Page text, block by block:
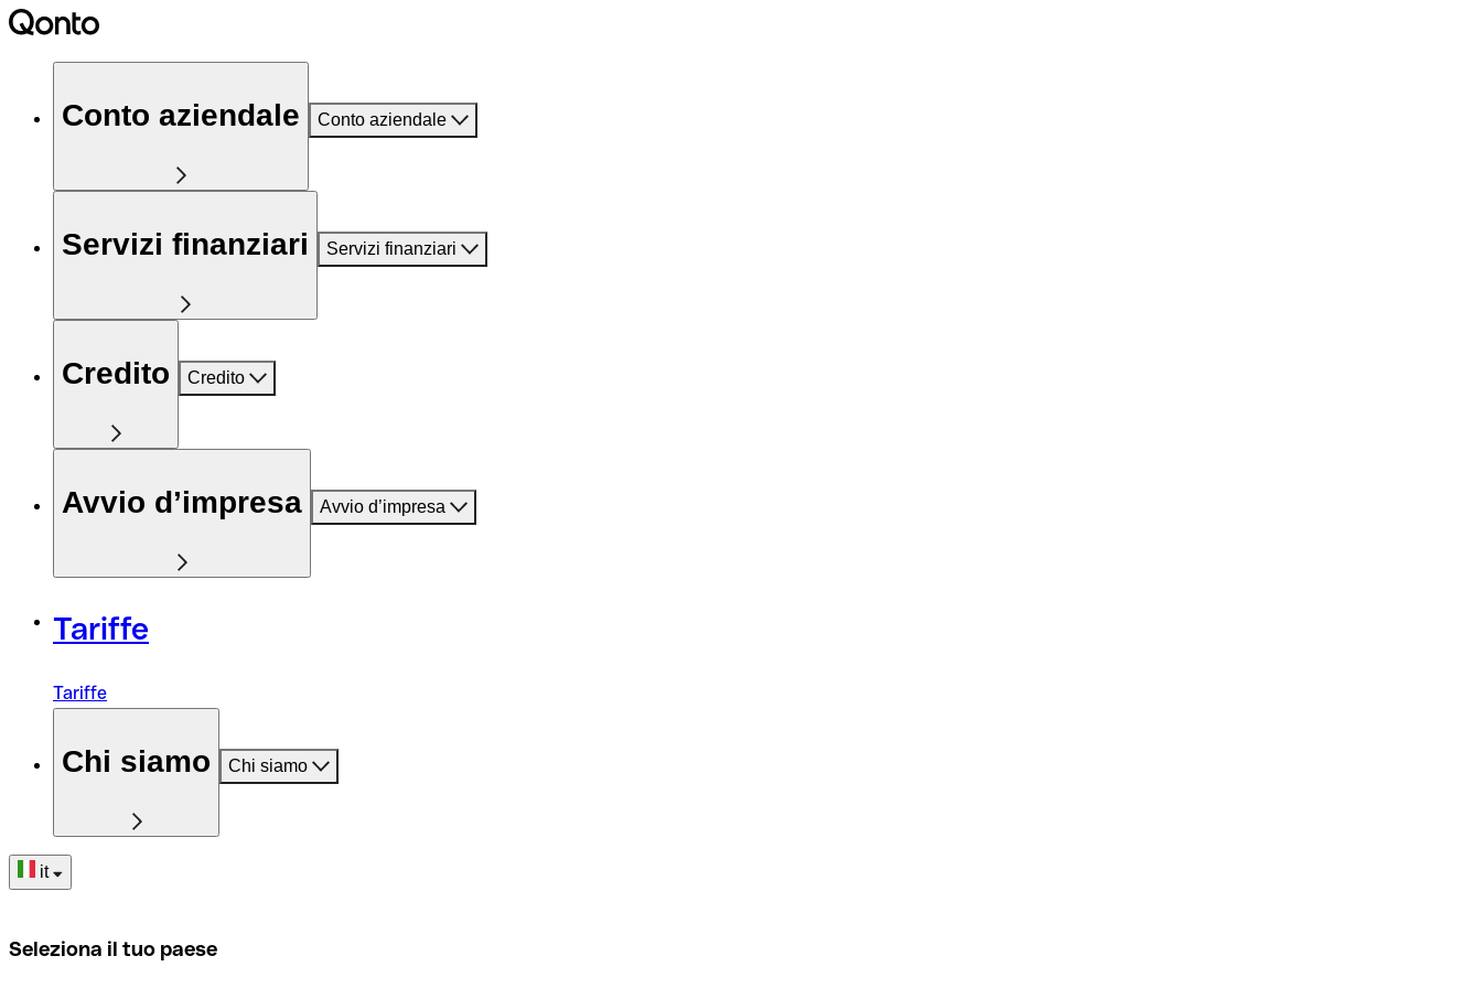
Conto aziendale Conto aziendale
Servizi finanziari Servizi finanziari
Credito Credito
Avvio d’impresa Avvio d’impresa
Tariffe
Tariffe
Chi siamo Chi siamo
it
Seleziona il tuo paese